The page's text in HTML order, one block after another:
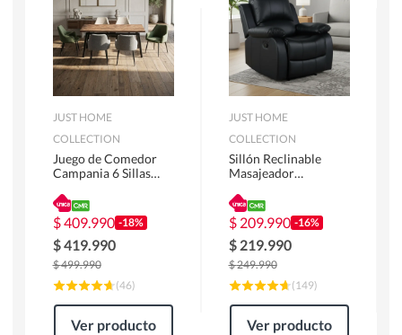
Alfombras
JUST HOME
COLLECTION
Juego de Comedor
Campania 6 Sillas
180 x 90 x 76 cm
Café
$409.990 -18%
$419.990
$499.990
(46)
Ver producto
JUST HOME
COLLECTION
Sillón Reclinable
Masajeador
Atlanta 91x101x94
cm Negro
$ 209.990 -16%
$ 219.990
$249.990
(149)
Ver producto